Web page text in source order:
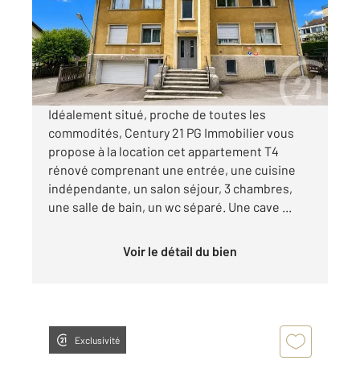
Appartement F4 à louer
1 300 €
par mois charges comprises
Idéalement situé, proche de toutes les
commodités, Century 21 PG Immobilier vous
propose à la location cet appartement T4
rénové comprenant une entrée, une cuisine
indépendante, un salon séjour, 3 chambres,
une salle de bain, un wc séparé. Une cave ...
Voir le détail du bien
Exclusivité